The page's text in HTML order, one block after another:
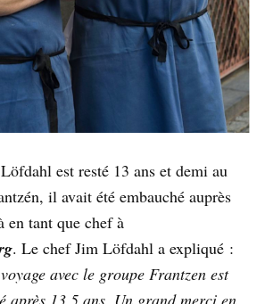
est resté 13 ans et demi au
il avait été embauché auprès
en tant que chef à
. Le chef Jim Löfdahl a expliqué :
avec le groupe Frantzen est
après 13,5 ans. Un grand merci en